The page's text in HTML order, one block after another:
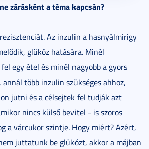
zárásként a téma kapcsán?
Az inzulin a hasnyálmirigy
glükóz hatására. Minél
egy étel és minél nagyobb a gyors
több inzulin szükséges ahhoz,
jutni és a célsejtek fel tudják azt
nincs külső bevitel - is szoros
a várcukor szintje. Hogy miért? Azért,
juttatunk be glükózt, akkor a májban